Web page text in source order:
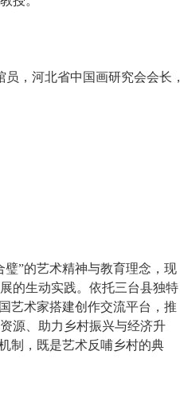
，河北省中国画研究会会长，
”的艺术精神与教育理念，现
的生动实践。依托三台县独特
艺术家搭建创作交流平台，推
源、助力乡村振兴与经济升
制，既是艺术反哺乡村的典